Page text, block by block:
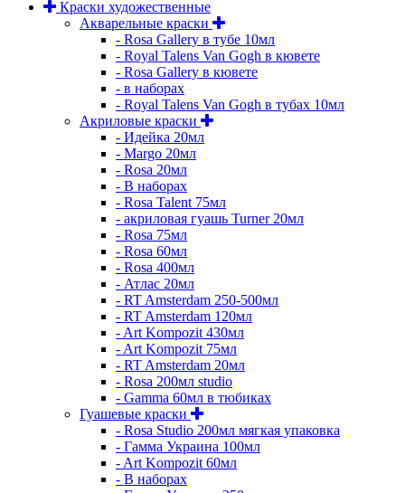
Краски художественные
Акварельные краски
- Rosa Gallery в тубе 10мл
- Royal Talens Van Gogh в кювете
- Rosa Gallery в кювете
- в наборах
- Royal Talens Van Gogh в тубах 10мл
Акриловые краски
- Идейка 20мл
- Margo 20мл
- Rosa 20мл
- В наборах
- Rosa Talent 75мл
- акриловая гуашь Turner 20мл
- Rosa 75мл
- Rosa 60мл
- Rosa 400мл
- Атлас 20мл
- RT Amsterdam 250-500мл
- RT Amsterdam 120мл
- Art Kompozit 430мл
- Art Kompozit 75мл
- RT Amsterdam 20мл
- Rosa 200мл studio
- Gamma 60мл в тюбиках
Гуашевые краски
- Rosa Studio 200мл мягкая упаковка
- Гамма Украина 100мл
- Art Kompozit 60мл
- В наборах